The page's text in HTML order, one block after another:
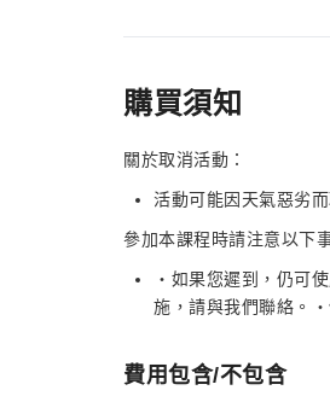
購買須知
關於取消活動：
活動可能因天氣惡劣而
參加本課程時請注意以下
・如果您遲到，仍可
施，請與我們聯絡。
費用包含/不包含